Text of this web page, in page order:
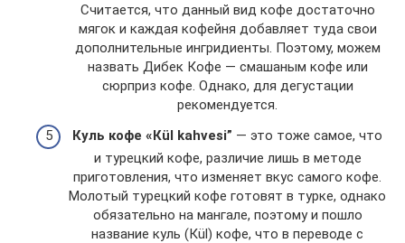
Считается, что данный вид кофе достаточно
мягок и каждая кофейня добавляет туда свои
дополнительные ингридиенты. Поэтому, можем
назвать Дибек Кофе — смашаным кофе или
сюрприз кофе. Однако, для дегустации
рекомендуется.
Куль кофе «Кül kahvesi” — это тоже самое, что
и турецкий кофе, различие лишь в методе
приготовления, что изменяет вкус самого кофе.
Молотый турецкий кофе готовят в турке, однако
обязательно на мангале, поэтому и пошло
название куль (Кül) кофе, что в переводе с